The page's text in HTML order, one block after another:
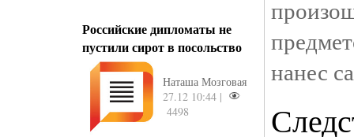
Российские дипломаты не
пустили сирот в посольство
Наташа Мозговая
27.12 10:44 |
4498
нанес